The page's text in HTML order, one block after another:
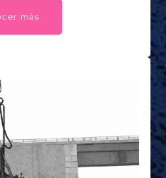
más